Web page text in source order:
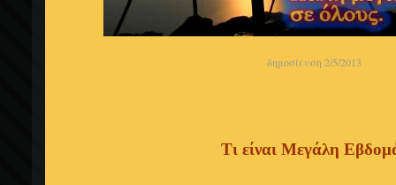
δημοσίευση 2/5/2013
Τι είναι Μεγάλη